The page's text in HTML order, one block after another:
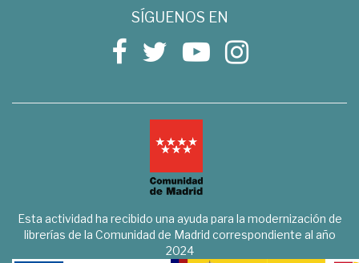
SÍGUENOS EN
Esta actividad ha recibido una ayuda para la modernización de
librerías de la Comunidad de Madrid correspondiente al año
2024